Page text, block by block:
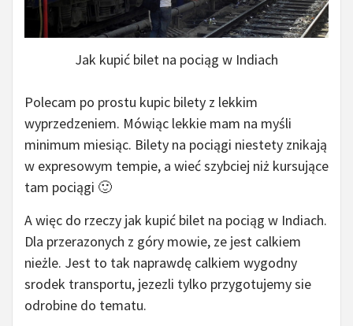
Jak kupić bilet na pociąg w Indiach
Polecam po prostu kupic bilety z lekkim
wyprzedzeniem. Mówiąc lekkie mam na myśli
minimum miesiąc. Bilety na pociągi niestety znikają
w expresowym tempie, a wieć szybciej niż kursujące
tam pociągi 🙂
A więc do rzeczy jak kupić bilet na pociąg w Indiach.
Dla przerazonych z góry mowie, ze jest calkiem
nieżle. Jest to tak naprawdę calkiem wygodny
srodek transportu, jezezli tylko przygotujemy sie
odrobine do tematu.